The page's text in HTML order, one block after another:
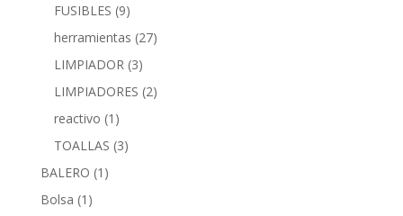
FUSIBLES (9)
herramientas (27)
LIMPIADOR (3)
LIMPIADORES (2)
reactivo (1)
TOALLAS (3)
BALERO (1)
Bolsa (1)